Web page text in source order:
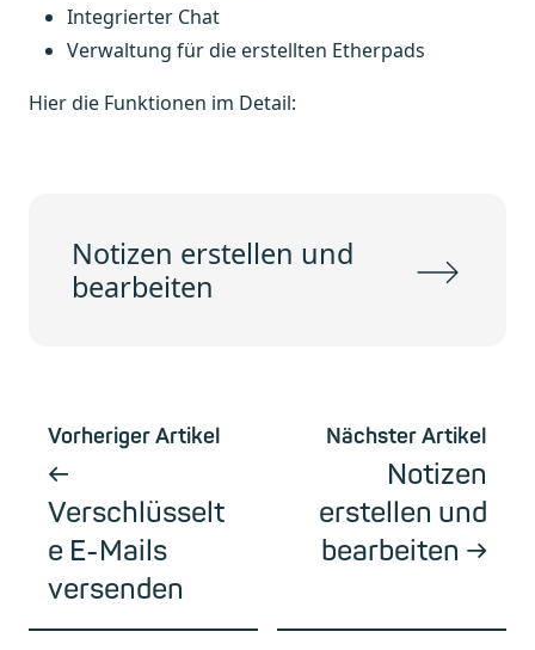
Integrierter Chat
Verwaltung für die erstellten Etherpads
Hier die Funktionen im Detail:
Notizen erstellen und
bearbeiten
Vorheriger Artikel
Verschlüsselt
e E-Mails
versenden
Nächster Artikel
Notizen
erstellen und
bearbeiten